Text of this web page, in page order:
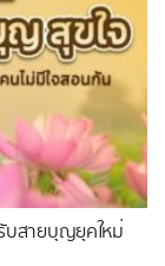
บสายบุญยุคใหม่